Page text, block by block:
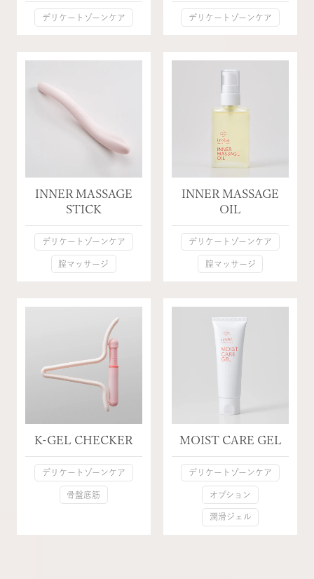
デリケートゾーンケア デリケートゾーンケア
INNER MASSAGE
STICK
デリケートゾーンケア
腟マッサージ
INNER MASSAGE
OIL
デリケートゾーンケア
腟マッサージ
K-GEL CHECKER
デリケートゾーンケア
骨盤底筋
MOIST CARE GEL
デリケートゾーンケア
オプション
潤滑ジェル